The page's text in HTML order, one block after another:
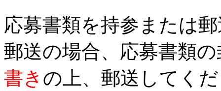
応募書類を持参または
郵送の場合、応募書類
書き の上、郵送してく